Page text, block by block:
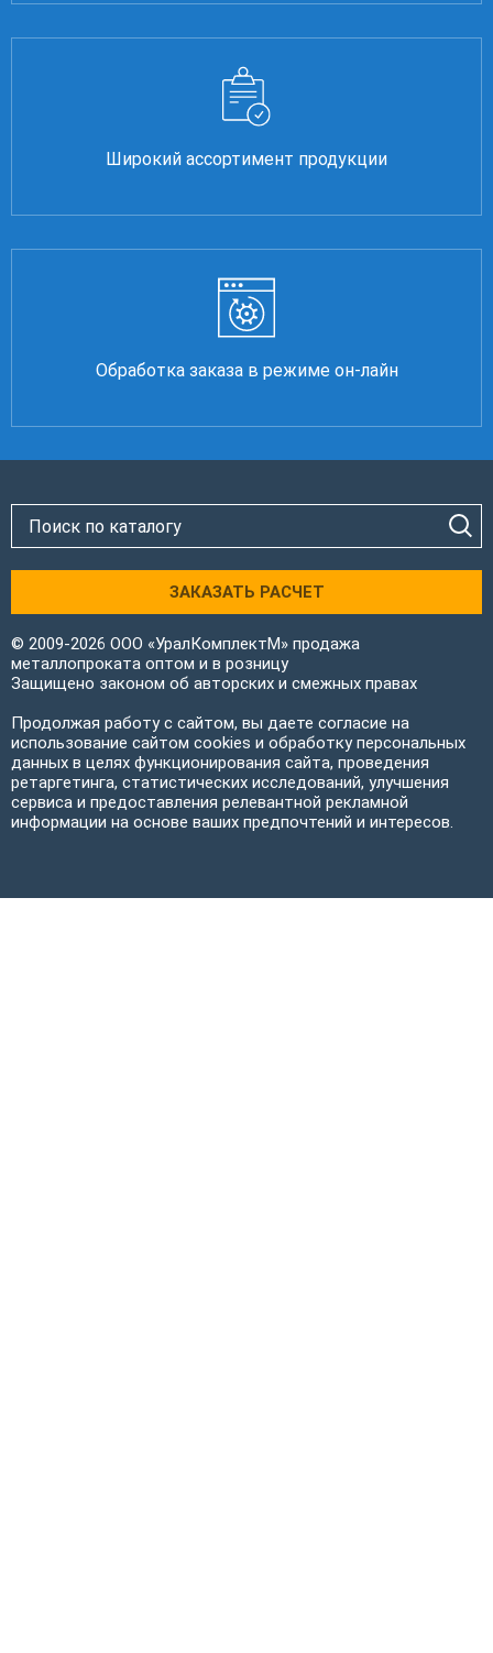
Широкий ассортимент продукции
Обработка заказа в режиме он-лайн
ЗАКАЗАТЬ РАСЧЕТ
© 2009-2026 ООО «УралКомплектМ» продажа
металлопроката оптом и в розницу
Защищено законом об авторских и смежных правах
Продолжая работу с сайтом, вы даете согласие на
использование сайтом cookies и обработку персональных
данных в целях функционирования сайта, проведения
ретаргетинга, статистических исследований, улучшения
сервиса и предоставления релевантной рекламной
информации на основе ваших предпочтений и интересов.